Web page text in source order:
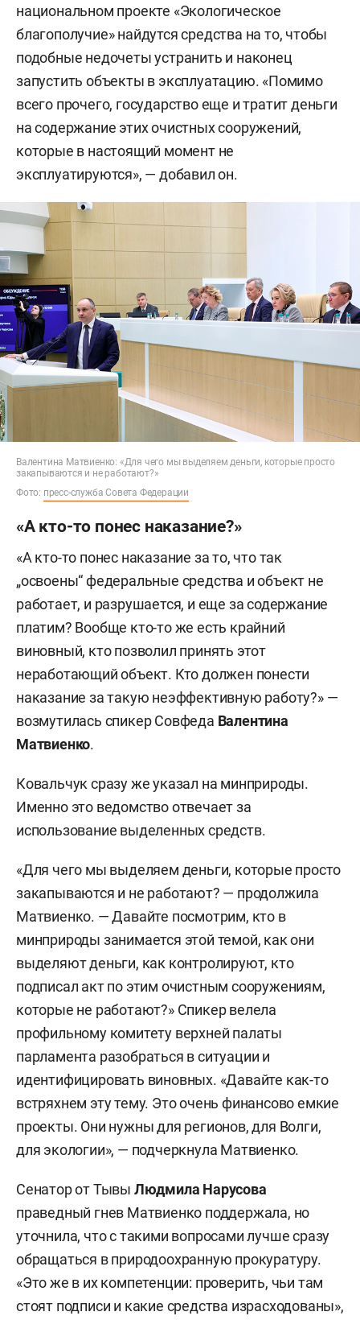
национальном проекте «Экологическое
благополучие» найдутся средства на то, чтобы
подобные недочеты устранить и наконец
запустить объекты в эксплуатацию. «Помимо
всего прочего, государство еще и тратит деньги
на содержание этих очистных сооружений,
которые в настоящий момент не
эксплуатируются», — добавил он.
Валентина Матвиенко: «Для чего мы выделяем деньги, которые просто
закапываются и не работают?»
Фото: пресс-служба Совета Федерации
«А кто-то понес наказание?»
«А кто-то понес наказание за то, что так
„освоены“ федеральные средства и объект не
работает, и разрушается, и еще за содержание
платим? Вообще кто-то же есть крайний
виновный, кто позволил принять этот
неработающий объект. Кто должен понести
наказание за такую неэффективную работу?» —
возмутилась спикер Совфеда Валентина
Матвиенко.
Ковальчук сразу же указал на минприроды.
Именно это ведомство отвечает за
использование выделенных средств.
«Для чего мы выделяем деньги, которые просто
закапываются и не работают? — продолжила
Матвиенко. — Давайте посмотрим, кто в
минприроды занимается этой темой, как они
выделяют деньги, как контролируют, кто
подписал акт по этим очистным сооружениям,
которые не работают?» Спикер велела
профильному комитету верхней палаты
парламента разобраться в ситуации и
идентифицировать виновных. «Давайте как-то
встряхнем эту тему. Это очень финансово емкие
проекты. Они нужны для регионов, для Волги,
для экологии», — подчеркнула Матвиенко.
Сенатор от Тывы Людмила Нарусова
праведный гнев Матвиенко поддержала, но
уточнила, что с такими вопросами лучше сразу
обращаться в природоохранную прокуратуру.
«Это же в их компетенции: проверить, чьи там
стоят подписи и какие средства израсходованы»,